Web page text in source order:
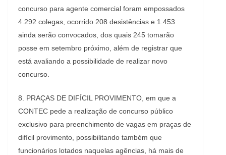
concurso para agente comercial foram empossados
4.292 colegas, ocorrido 208 desistências e 1.453
ainda serão convocados, dos quais 245 tomarão
posse em setembro próximo, além de registrar que
está avaliando a possibilidade de realizar novo
concurso.
8. PRAÇAS DE DIFÍCIL PROVIMENTO, em que a
CONTEC pede a realização de concurso público
exclusivo para preenchimento de vagas em praças de
difícil provimento, possibilitando também que
funcionários lotados naquelas agências, há mais de